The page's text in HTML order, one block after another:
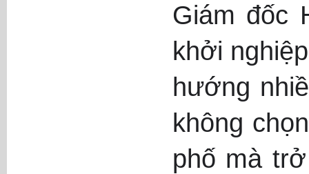
Giám đốc
khởi
hướng
không
phố mà